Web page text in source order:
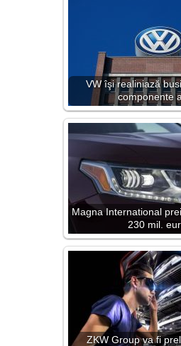
VW îşi realiniază
componente
Magna International
230 mil.
ZKW Group va fi